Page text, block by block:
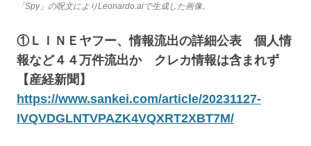
「Spy」の呪文によりLeonardo.aiで生成した画像。
①ＬＩＮＥヤフー、情報流出の詳細公表 個人情
報など４４万件流出か クレカ情報は含まれず
【産経新聞】
https://www.sankei.com/article/20231127-
IVQVDGLNTVPAZK4VQXRT2XBT7M/